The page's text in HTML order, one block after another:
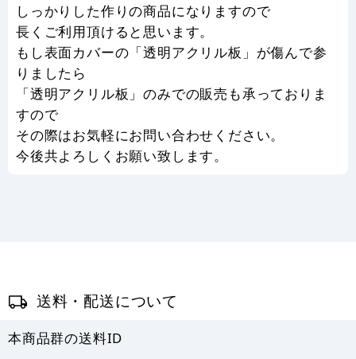
しっかりした作りの商品になりますので
長くご利用頂けると思います。
もし表面カバーの「透明アクリル板」が傷んで参
りましたら
「透明アクリル板」のみでの販売も承っておりま
すので
その際はお気軽にお問い合わせください。
今後共よろしくお願い致します。
送料・配送について
本商品群の送料ID